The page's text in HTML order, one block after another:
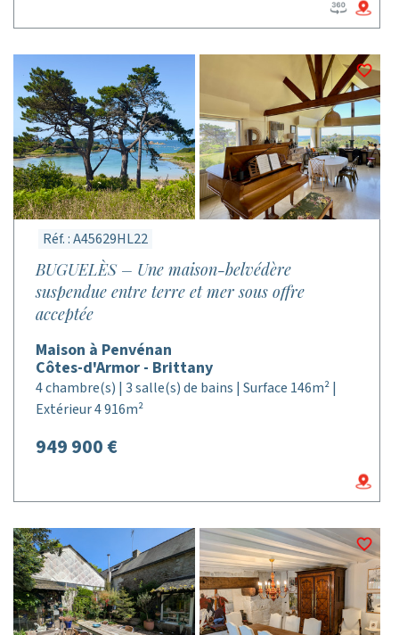
Réf. : A45629HL22
BUGUELÈS – Une maison-belvédère
suspendue entre terre et mer sous offre
acceptée
Maison à Penvénan
Côtes-d'Armor - Brittany
4 chambre(s) | 3 salle(s) de bains | Surface 146m² |
Extérieur 4 916m²
949 900 €